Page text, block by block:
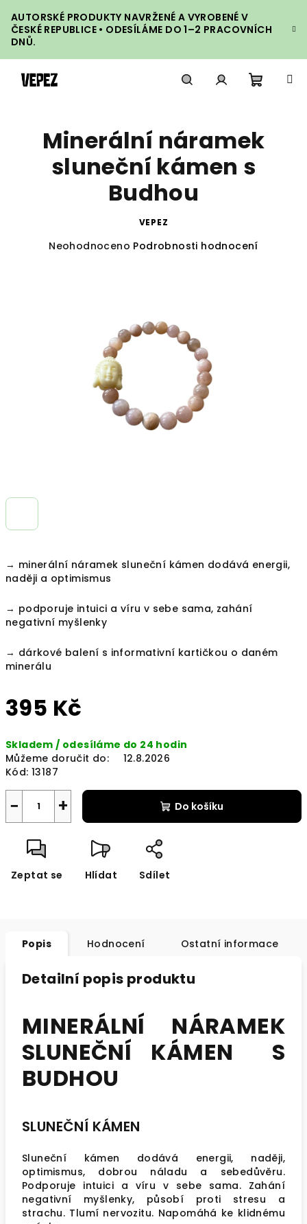
na
obsah
AUTORSKÉ PRODUKTY NAVRŽENÉ A VYROBENÉ V
ČESKÉ REPUBLICE • ODESÍLÁME DO 1–2 PRACOVNÍCH
DNŮ.
košík
→ minerální náramek sluneční kámen dodává energii,
naději a optimismus
→ podporuje intuici a víru v sebe sama, zahání
negativní myšlenky
→ dárkové balení s informativní kartičkou o daném
minerálu
395 Kč
cena:
Skladem / odesíláme do 24 hodin
Můžeme doručit do:
12.8.2026
Kód: 13187
+
− Do košíku
Zeptat se Hlídat Sdílet
Minerální náramek
sluneční kámen s
Budhou
VEPEZ
Průměrné
Neohodnoceno Podrobnosti hodnocení
Popis Hodnocení Ostatní informace
Detailní popis produktu
MINERÁLNÍ NÁRAMEK
SLUNEČNÍ KÁMEN S
BUDHOU
SLUNEČNÍ KÁMEN
Sluneční kámen dodává energii, naději,
optimismus, dobrou náladu a sebedůvěru.
Podporuje intuici a víru v sebe sama. Zahání
negativní myšlenky, působí proti stresu a
strachu. Tlumí nervozitu. Napomáhá ke klidnému